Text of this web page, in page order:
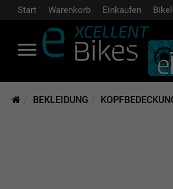
Start Warenkorb Einkaufen
BEKLEIDUNG